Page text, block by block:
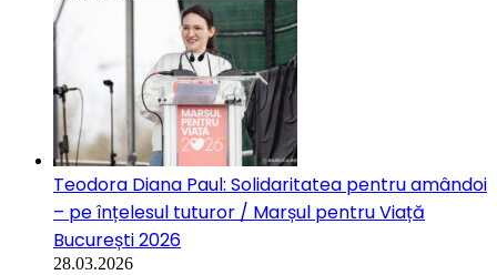
Teodora Diana Paul: Solidaritatea pentru amândoi
– pe înțelesul tuturor / Marșul pentru Viață
București 2026
28.03.2026